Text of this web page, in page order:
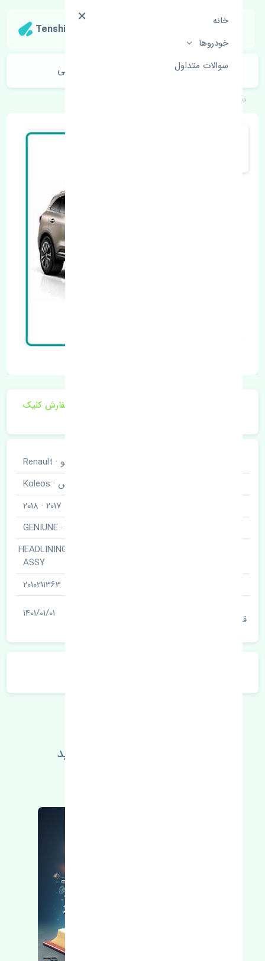
خانه
خودروها
سوالات متداول
Tenshipart
نمدی سقف رنو کولیوس 2017-2018 اصلی
تنشی‌پارت
برای اطلاع از موجودی و قیمت به روز روی ثبت سفارش کلیک
رنو · Renault
کولیوس · Koleos
2017 · 2018
اصلی · GENIUNE
نمدی سقف · HEADLINING
ASSY
2010211363
قیمت
1401/01/01
اطلاعات فنی خود را بالا ببرید